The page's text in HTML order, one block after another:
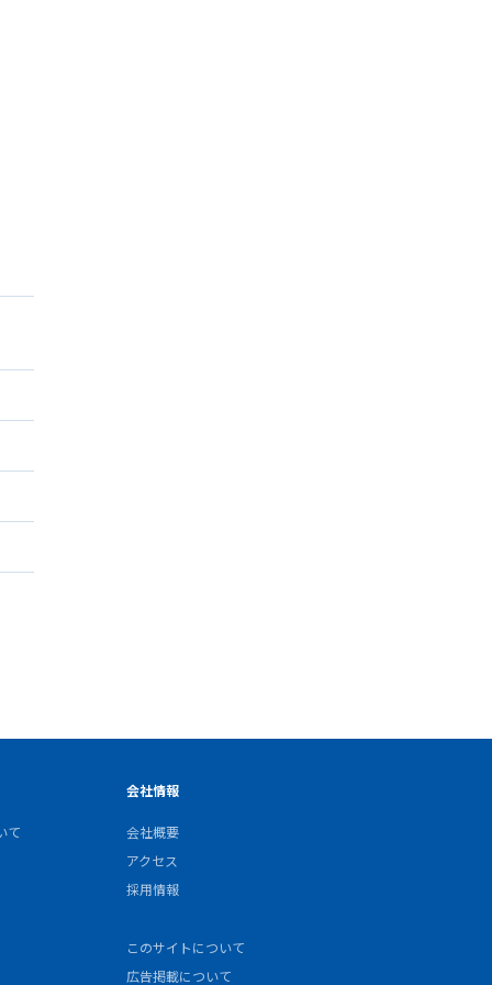
て
会社情報
会社概要
アクセス
採用情報
このサイトについて
広告掲載について